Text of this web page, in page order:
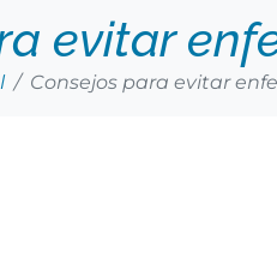
evitar
Consejos para evitar